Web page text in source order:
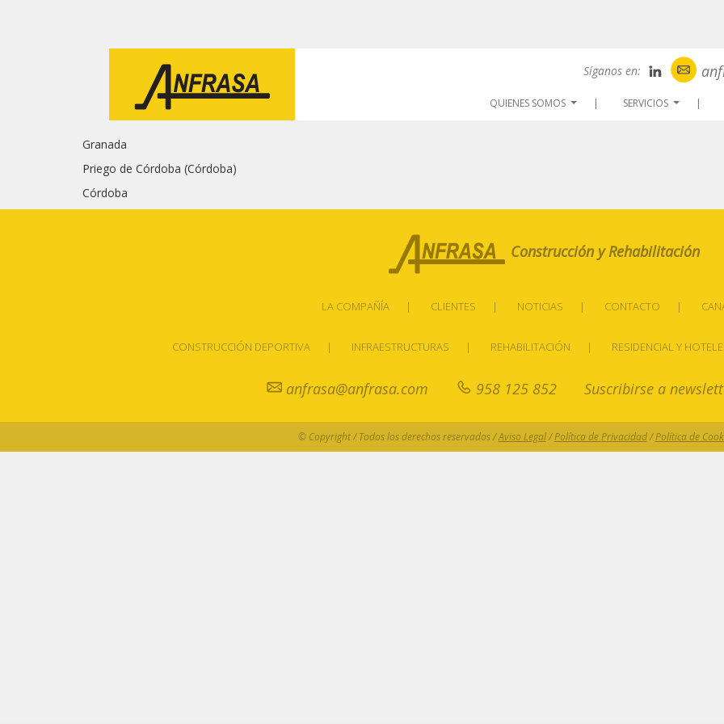
Síganos en:
QUIENES SOMOS SERVICIOS
Granada
Priego de Córdoba (Córdoba)
Córdoba
Construcción y Rehabilitación
LA COMPAÑÍA CLIENTES NOTICIAS CONTACTO
CONSTRUCCIÓN DEPORTIVA INFRAESTRUCTURAS REHABILITACIÓN RESIDENCIAL Y
anfrasa@anfrasa.com 958 125 852 Suscribirse a
© Copyright / Todos los derechos reservados /Aviso Legal/Política de Privacidad/Política de